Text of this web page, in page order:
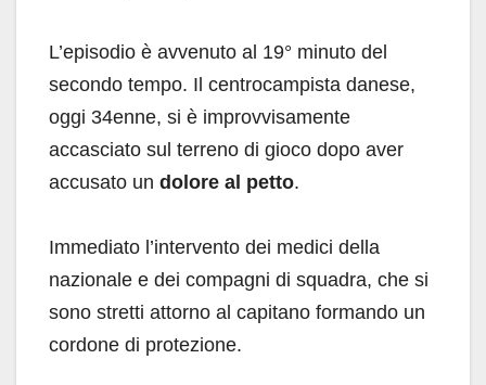
L’episodio è avvenuto al 19° minuto del
secondo tempo. Il centrocampista danese,
oggi 34enne, si è improvvisamente
accasciato sul terreno di gioco dopo aver
accusato un dolore al petto.
Immediato l’intervento dei medici della
nazionale e dei compagni di squadra, che si
sono stretti attorno al capitano formando un
cordone di protezione.